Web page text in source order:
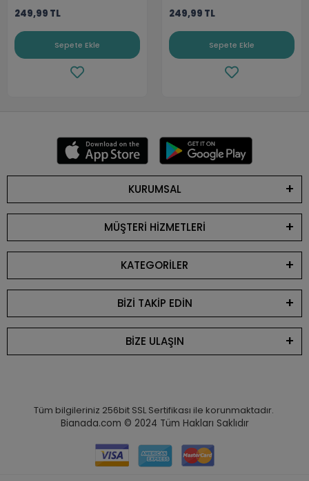
249,99 TL
Sepete Ekle
249,99 TL
Sepete Ekle
KURUMSAL
MÜŞTERİ HİZMETLERİ
KATEGORİLER
BİZİ TAKİP EDİN
BİZE ULAŞIN
Tüm bilgileriniz 256bit SSL Sertifikası ile korunmaktadır.
Bianada.com © 2024 Tüm Hakları Saklıdır